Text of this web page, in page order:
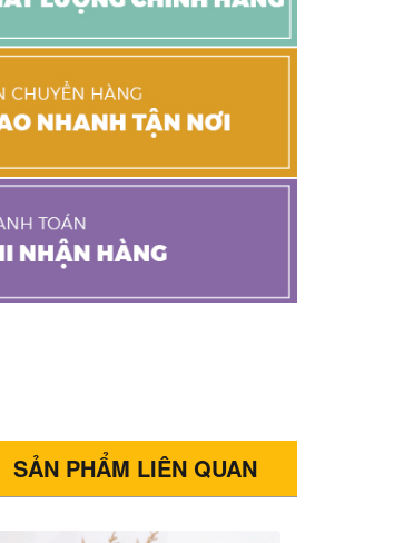
SẢN PHẨM LIÊN QUAN